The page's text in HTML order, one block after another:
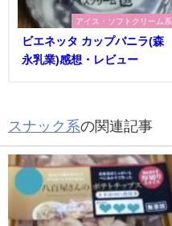
アイス・ソフトクリーム系
ビエネッタ カップバニラ(森
永乳業)感想・レビュー
スナック系の関連記事